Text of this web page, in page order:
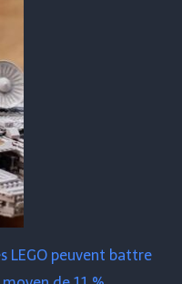
LEGO peuvent battre